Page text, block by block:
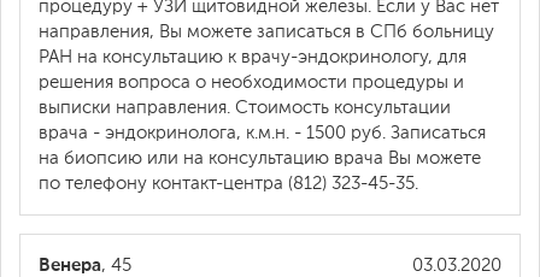
процедуру + УЗИ щитовидной железы. Если у Вас нет
направления, Вы можете записаться в СПб больницу
РАН на консультацию к врачу-эндокринологу, для
решения вопроса о необходимости процедуры и
выписки направления. Стоимость консультации
врача - эндокринолога, к.м.н. - 1500 руб. Записаться
на биопсию или на консультацию врача Вы можете
по телефону контакт-центра (812) 323-45-35.
03.03.2020
Венера, 45